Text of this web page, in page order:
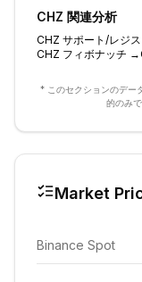
CHZ 関連分析
CHZ サポート/レジ
CHZ フィボナッチ →
* このセクションのデー
的のみ
Market
Binance Spot